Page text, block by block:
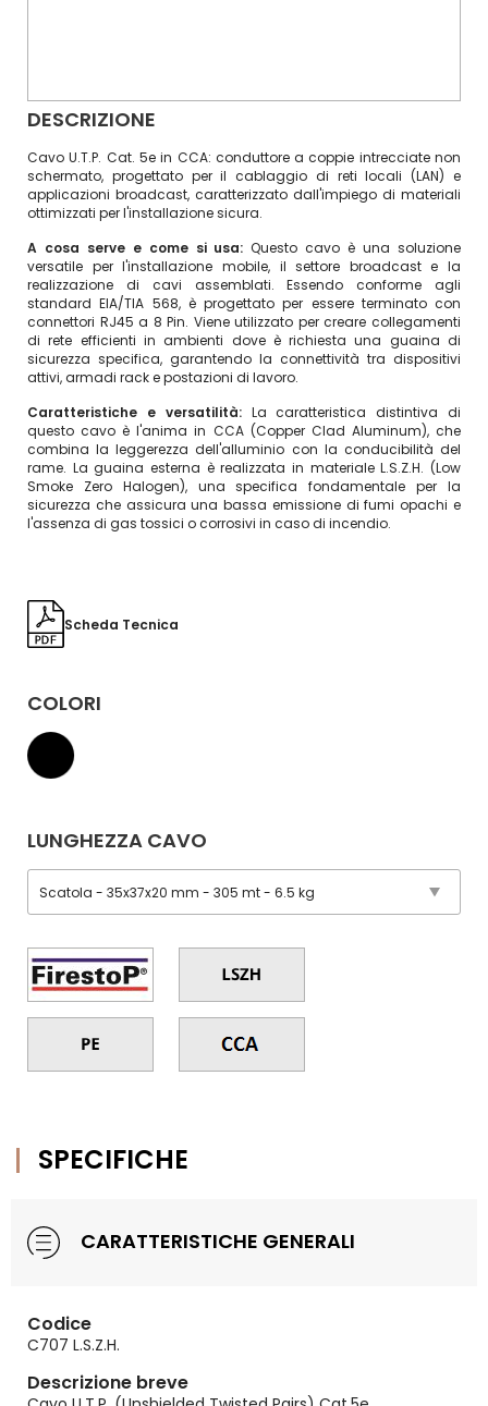
DESCRIZIONE
Cavo U.T.P. Cat. 5e in CCA: conduttore a coppie intrecciate non
schermato, progettato per il cablaggio di reti locali (LAN) e
applicazioni broadcast, caratterizzato dall'impiego di materiali
ottimizzati per l'installazione sicura.
A cosa serve e come si usa:Questo cavo è una soluzione
versatile per l'installazione mobile, il settore broadcast e la
realizzazione di cavi assemblati. Essendo conforme agli
standard EIA/TIA 568, è progettato per essere terminato con
connettori RJ45 a 8 Pin. Viene utilizzato per creare collegamenti
di rete efficienti in ambienti dove è richiesta una guaina di
sicurezza specifica, garantendo la connettività tra dispositivi
attivi, armadi rack e postazioni di lavoro.
Caratteristiche e versatilità: La caratteristica distintiva di
questo cavo è l'anima in CCA (Copper Clad Aluminum), che
combina la leggerezza dell'alluminio con la conducibilità del
rame. La guaina esterna è realizzata in materiale L.S.Z.H. (Low
Smoke Zero Halogen), una specifica fondamentale per la
sicurezza che assicura una bassa emissione di fumi opachi e
l'assenza di gas tossici o corrosivi in caso di incendio.
Scheda Tecnica
COLORI
LUNGHEZZA CAVO
SPECIFICHE
CARATTERISTICHE GENERALI
Codice
C707 L.S.Z.H.
Descrizione breve